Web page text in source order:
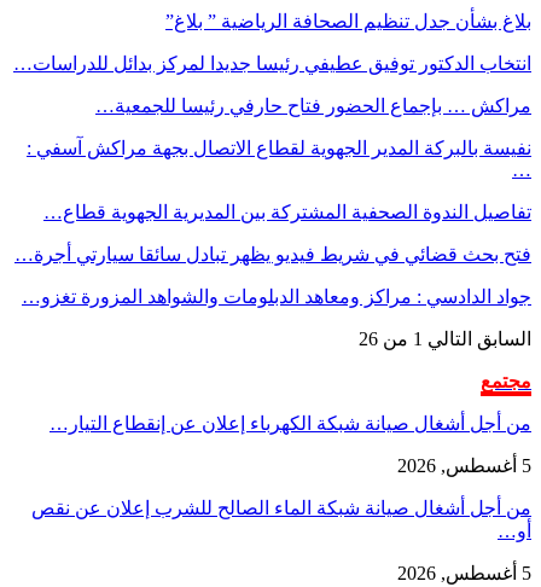
بلاغ بشأن جدل تنظيم الصحافة الرياضية ” بلاغ”
انتخاب الدكتور توفيق عطيفي رئيسا جديدا لمركز بدائل للدراسات…
مراكش … بإجماع الحضور فتاح حارفي رئيسا للجمعية…
نفيسة بالبركة المدير الجهوية لقطاع الاتصال بجهة مراكش آسفي :
…
تفاصيل الندوة الصحفية المشتركة بين المديرية الجهوية قطاع…
فتح بحث قضائي في شريط فيديو يظهر تبادل سائقا سيارتي أجرة…
جواد الدادسي : مراكز ومعاهد الدبلومات والشواهد المزورة تغزو…
السابق التالي 1 من 26
مجتمع
من أجل أشغال صيانة شبكة الكهرباء إعلان عن إنقطاع التيار…
5 أغسطس, 2026
من أجل أشغال صيانة شبكة الماء الصالح للشرب إعلان عن نقص
أو…
5 أغسطس, 2026